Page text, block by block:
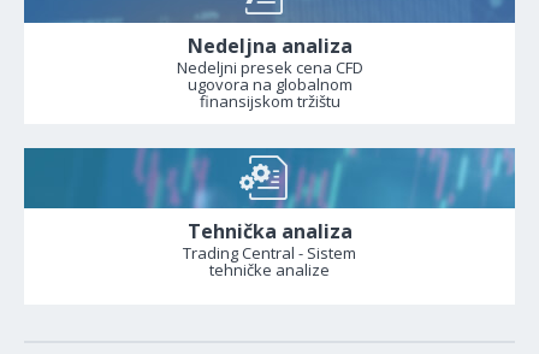
Nedeljna analiza
Nedeljni presek cena CFD
ugovora na globalnom
finansijskom tržištu
Tehnička analiza
Trading Central - Sistem
tehničke analize